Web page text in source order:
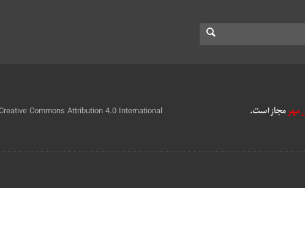
Commons Attribution 4.0 International